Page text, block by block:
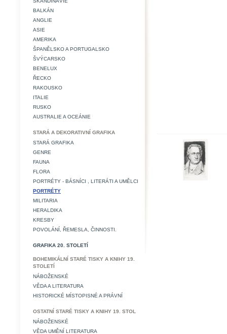
BALKÁN
ANGLIE
ASIE
AMERIKA
ŠPANĚLSKO A PORTUGALSKO
ŠVÝCARSKO
BENELUX
ŘECKO
RAKOUSKO
ITALIE
RUSKO
AUSTRALIE A OCEÁNIE
STARÁ A DEKORATIVNÍ GRAFIKA
STARÁ GRAFIKA
GENRE
FAUNA
FLORA
PORTRÉTY - BÁSNÍCI , LITERÁTI A UMĚLCI
PORTRÉTY
MILITARIA
HERALDIKA
KRESBY
POVOLÁNÍ, ŘEMESLA, ČINNOSTI.
GRAFIKA 20. STOLETÍ
BOHEMIKÁLNÍ STARÉ TISKY A KNIHY 19.
STOLETÍ
NÁBOŽENSKÉ
VĚDA A LITERATURA
HISTORICKÉ MÍSTOPISNÉ A PRÁVNÍ
OSTATNÍ STARÉ TISKY A KNIHY 19. STOL
NÁBOŽENSKÉ
VĚDA UMĚNÍ LITERATURA